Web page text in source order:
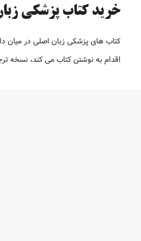
خرید کتاب پزشکی زبان اصلی
کتاب های پزشکی زبان اصلی در میان
اقدام به نوشتن کتاب می کند، نسخه